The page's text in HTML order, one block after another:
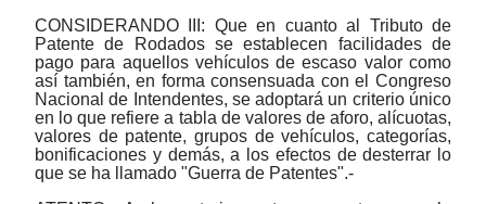
CONSIDERANDO III: Que en cuanto al Tributo de
Patente de Rodados se establecen facilidades de
pago para aquellos vehículos de escaso valor como
así también, en forma consensuada con el Congreso
Nacional de Intendentes, se adoptará un criterio único
en lo que refiere a tabla de valores de aforo, alícuotas,
valores de patente, grupos de vehículos, categorías,
bonificaciones y demás, a los efectos de desterrar lo
que se ha llamado "Guerra de Patentes".-